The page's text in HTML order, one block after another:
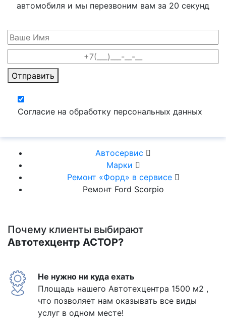
автомобиля и мы перезвоним вам за 20 секунд
Отправить
Согласие на обработку персональных данных
Автосервис
Марки
Ремонт «Форд» в сервисе
Ремонт Ford Scorpio
Почему клиенты выбирают
Автотехцентр АСТОР?
Не нужно ни куда ехать
Площадь нашего Автотехцентра 1500 м2 ,
что позволяет нам оказывать все виды
услуг в одном месте!